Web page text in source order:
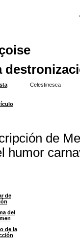
Celestinesca
de
humor
de
del
de la